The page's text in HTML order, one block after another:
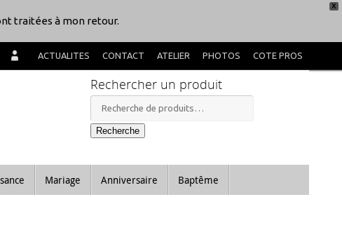
X
Rechercher un produit
Recherche
pour :
Recherche
Anniversaire